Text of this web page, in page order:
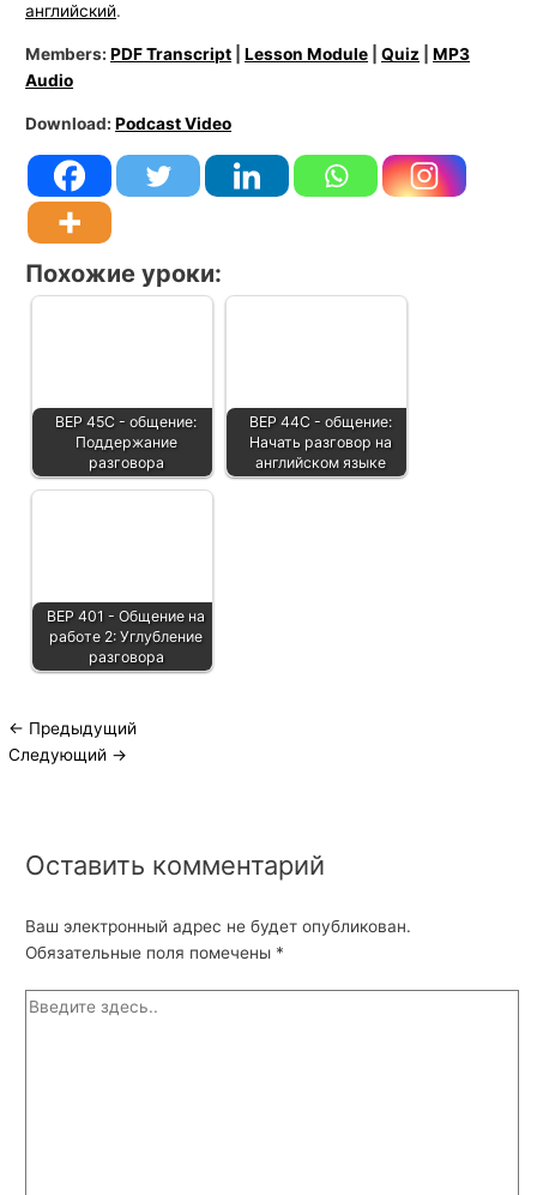
английский.
Members:PDF Transcript |Lesson Module |Quiz |MP3
Audio
Download:Podcast Video
Похожие уроки:
BEP 45C - общение:
Поддержание
разговора
BEP 44C - общение:
Начать разговор на
английском языке
BEP 401 - Общение на
работе 2: Углубление
разговора
← Предыдущий
Следующий →
Оставить комментарий
Ваш электронный адрес не будет опубликован.
Обязательные поля помечены *